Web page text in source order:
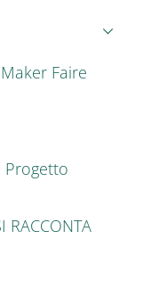
Faire
Progetto
RACCONTA